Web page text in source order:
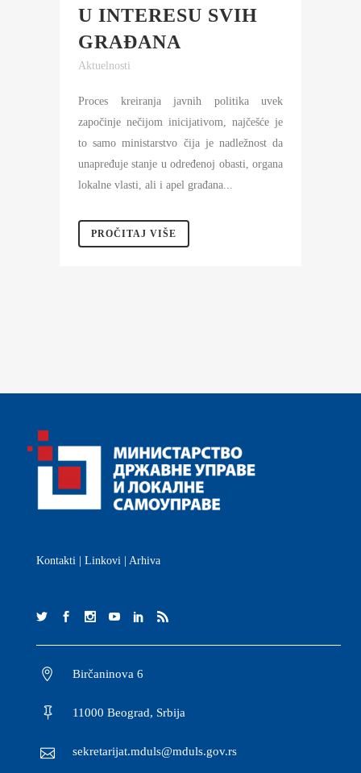
U INTERESU SVIH
GRAĐANA
Aktuelnosti
Proces kreiranja javnih politika uvek
započinje nečijom inicijativom, najčešće je
to samo ministarstvo čija je nadležnost da
unapređuje stanje u određenoj obasti, organa
lokalne vlasti, ali i apel građana...
PROČITAJ VIŠE
Kontakti Linkovi Arhiva
Birčaninova 6
11000 Beograd, Srbija
sekretarijat.mduls@mduls.gov.rs